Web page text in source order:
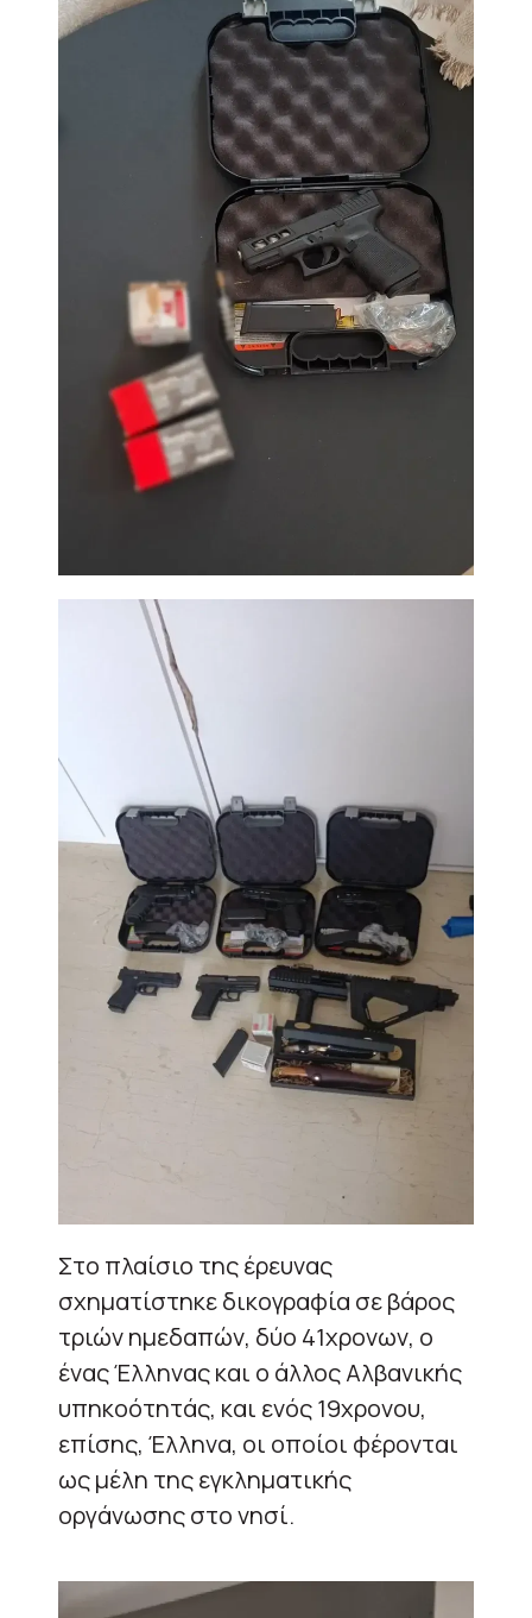
Στο πλαίσιο της έρευνας
σχηματίστηκε δικογραφία σε βάρος
τριών ημεδαπών, δύο 41χρονων, ο
ένας Έλληνας και ο άλλος Αλβανικής
υπηκοότητάς, και ενός 19χρονου,
επίσης, Έλληνα, οι οποίοι φέρονται
ως μέλη της εγκληματικής
οργάνωσης στο νησί.